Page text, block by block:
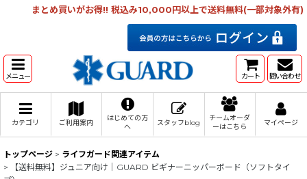
まとめ買いがお得!! 税込み10,000円以上で送料無料(一部対象外有)
メニュー カート 問い合わせ
カテゴリ ご利用案内
はじめての方
へ
スタッフblog
チームオーダ
ーはこちら
マイページ
トップページ > ライフガード関連アイテム
>
【送料無料】ジュニア向け｜GUARD ビギナーニッパーボード（ソフトタイ